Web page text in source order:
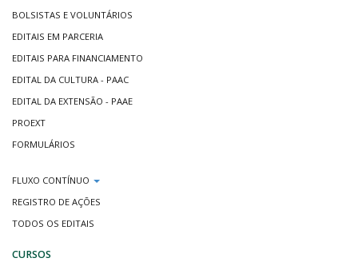
BOLSISTAS E VOLUNTÁRIOS
EDITAIS EM PARCERIA
EDITAIS PARA FINANCIAMENTO
EDITAL DA CULTURA - PAAC
EDITAL DA EXTENSÃO - PAAE
PROEXT
FORMULÁRIOS
FLUXO CONTÍNUO
REGISTRO DE AÇÕES
TODOS OS EDITAIS
CURSOS